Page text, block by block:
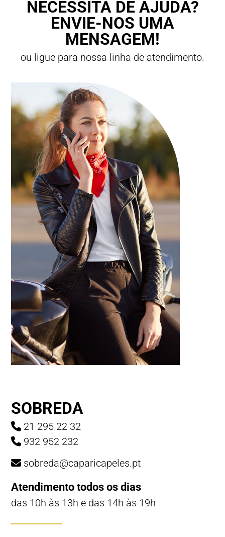
NECESSITA DE AJUDA?
ENVIE-NOS UMA
MENSAGEM!
ou ligue para nossa linha de atendimento.
SOBREDA
21 295 22 32
932 952 232
sobreda@caparicapeles.pt
Atendimento todos os dias
das 10h às 13h e das 14h às 19h